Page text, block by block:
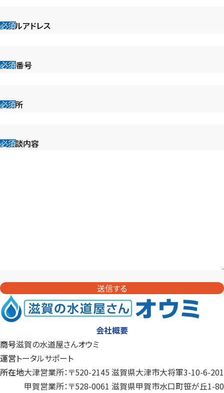
メールアドレス
電話番号
ご住所
ご相談内容
送信する
会社概要
商号滋賀の水道屋さんオウミ
運営トータルサポート
所在地大津営業所：〒520-2145 滋賀県大津市大将軍3-10-6-201
甲賀営業所：〒528-0061 滋賀県甲賀市水口町笹が丘1-80